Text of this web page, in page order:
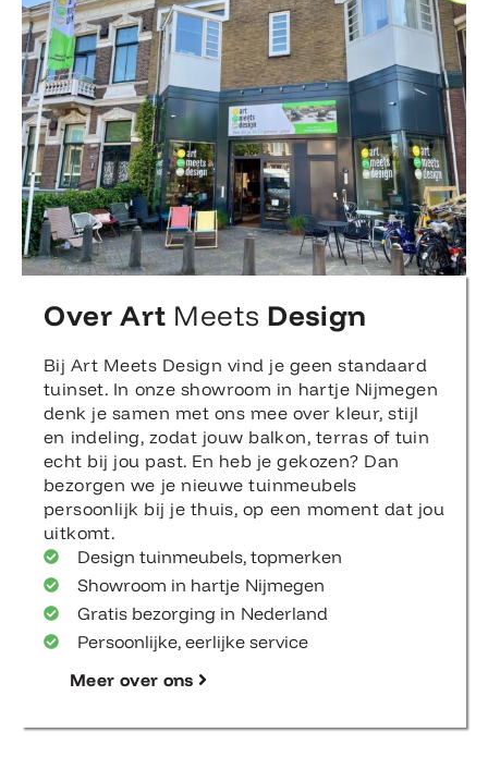
Over Art Meets Design
Bij Art Meets Design vind je geen standaard
tuinset. In onze showroom in hartje Nijmegen
denk je samen met ons mee over kleur, stijl
en indeling, zodat jouw balkon, terras of tuin
echt bij jou past. En heb je gekozen? Dan
bezorgen we je nieuwe tuinmeubels
persoonlijk bij je thuis, op een moment dat jou
uitkomt.
Design tuinmeubels, topmerken
Showroom in hartje Nijmegen
Gratis bezorging in Nederland
Persoonlijke, eerlijke service
Meer over ons